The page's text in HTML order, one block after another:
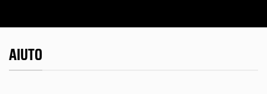
AIUTO